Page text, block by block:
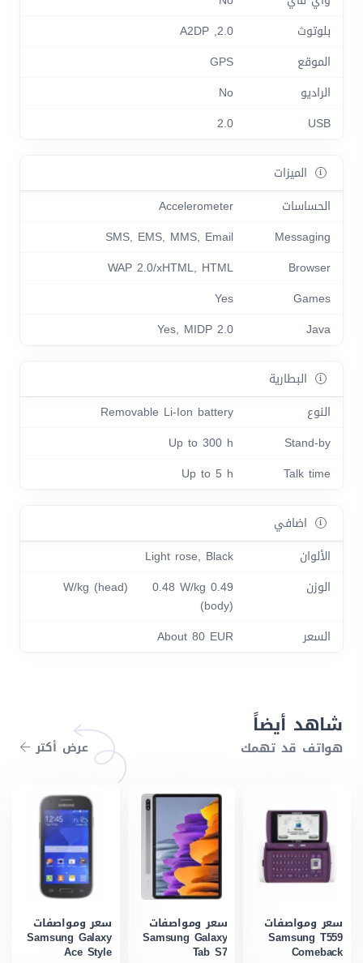
بلوتوث
2.0, A2DP
الموقع
GPS
الراديو
No
USB
2.0
الميزات
الحساسات
Accelerometer
Messaging
SMS, EMS, MMS, Email
Browser
WAP 2.0/xHTML, HTML
Games
Yes
Java
Yes, MIDP 2.0
البطارية
النوع
Removable Li-Ion battery
Stand-by
Up to 300 h
Talk time
Up to 5 h
اضافي
الألوان
Light rose, Black
الوزن
0.49 W/kg (head) 0.48 W/kg
(body)
السعر
About 80 EUR
شاهد أيضاً
هواتف قد تهمك عرض أكتر
سعر ومواصفات
Samsung T559
Comeback
سعر ومواصفات
Samsung Galaxy
Tab S7
سعر ومواصفات
Samsung Galaxy
Ace Style